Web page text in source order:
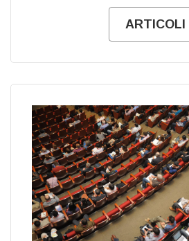
ARTICOLI